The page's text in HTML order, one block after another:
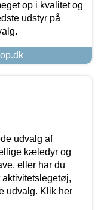
op i kvalitet og
udstyr på
udvalg af
kæledyr og
eller har du
udvalg. Klik her